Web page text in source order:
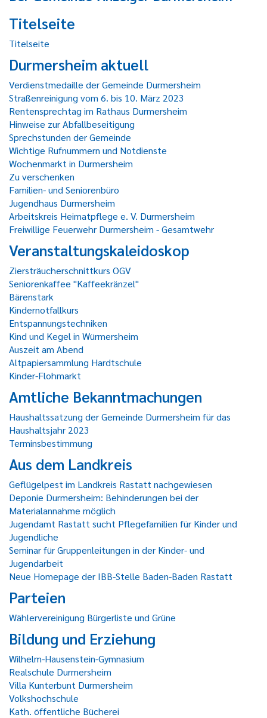
Titelseite
Titelseite
Durmersheim aktuell
Verdienstmedaille der Gemeinde Durmersheim
Straßenreinigung vom 6. bis 10. März 2023
Rentensprechtag im Rathaus Durmersheim
Hinweise zur Abfallbeseitigung
Sprechstunden der Gemeinde
Wichtige Rufnummern und Notdienste
Wochenmarkt in Durmersheim
Zu verschenken
Familien- und Seniorenbüro
Jugendhaus Durmersheim
Arbeitskreis Heimatpflege e. V. Durmersheim
Freiwillige Feuerwehr Durmersheim - Gesamtwehr
Veranstaltungskaleidoskop
Ziersträucherschnittkurs OGV
Seniorenkaffee "Kaffeekränzel"
Bärenstark
Kindernotfallkurs
Entspannungstechniken
Kind und Kegel in Würmersheim
Auszeit am Abend
Altpapiersammlung Hardtschule
Kinder-Flohmarkt
Amtliche Bekanntmachungen
Haushaltssatzung der Gemeinde Durmersheim für das
Haushaltsjahr 2023
Terminsbestimmung
Aus dem Landkreis
Geflügelpest im Landkreis Rastatt nachgewiesen
Deponie Durmersheim: Behinderungen bei der
Materialannahme möglich
Jugendamt Rastatt sucht Pflegefamilien für Kinder und
Jugendliche
Seminar für Gruppenleitungen in der Kinder- und
Jugendarbeit
Neue Homepage der IBB-Stelle Baden-Baden Rastatt
Parteien
Wählervereinigung Bürgerliste und Grüne
Bildung und Erziehung
Wilhelm-Hausenstein-Gymnasium
Realschule Durmersheim
Villa Kunterbunt Durmersheim
Volkshochschule
Kath. öffentliche Bücherei